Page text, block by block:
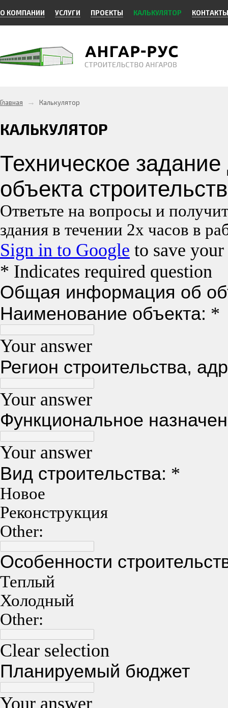
О КОМПАНИИ УСЛУГИ ПРОЕКТЫ КАЛЬКУЛЯТОР КОНТАКТЫ
Главная → Калькулятор
КАЛЬКУЛЯТОР